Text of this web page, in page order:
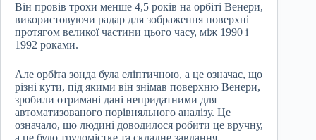
Він провів трохи менше 4,5 років на орбіті Венери,
використовуючи радар для зображення поверхні
протягом великої частини цього часу, між 1990 і
1992 роками.
Але орбіта зонда була еліптичною, а це означає, що
різні кути, під якими він знімав поверхню Венери,
зробили отримані дані непридатними для
автоматизованого порівняльного аналізу. Це
означало, що людині доводилося робити це вручну,